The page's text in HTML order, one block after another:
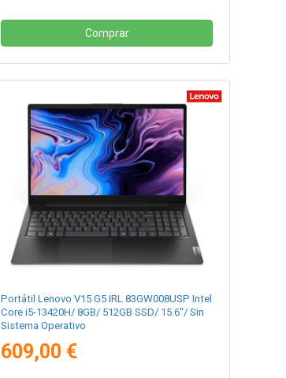
Comprar
Portátil Lenovo V15 G5 IRL 83GW008USP Intel
Core i5-13420H/ 8GB/ 512GB SSD/ 15.6"/ Sin
Sistema Operativo
609,00 €